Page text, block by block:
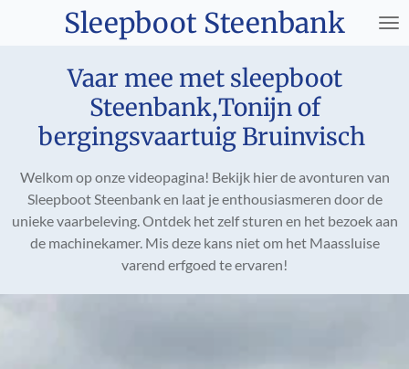
hoofdinhoud
Sleepboot Steenbank
Vaar mee met sleepboot
Steenbank,Tonijn of
bergingsvaartuig Bruinvisch
Welkom op onze videopagina! Bekijk hier de avonturen van
Sleepboot Steenbank en laat je enthousiasmeren door de
unieke vaarbeleving. Ontdek het zelf sturen en het bezoek aan
de machinekamer. Mis deze kans niet om het Maassluise
varend erfgoed te ervaren!